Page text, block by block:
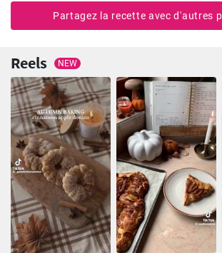
Partagez la recette avec d'autres
Reels NEW